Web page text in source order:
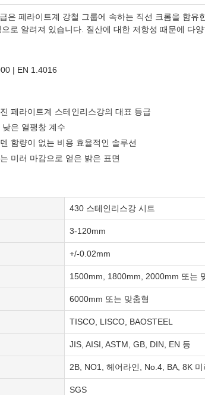
은 페라이트계 강철 그룹에 속하는 직선 크롬을 함
로 알려져 있습니다. 질산에 대한 저항성 때문에 다
| EN 1.4016
페라이트계 스테인리스강의 대표 등급
은 열팽창 계수
함량이 없는 비용 효율적인 솔루션
미러 마감으로 얻은 밝은 표면
430 스테인리스강 시트
3-120mm
+/-0.02mm
1500mm, 1800mm, 2000mm 또는
6000mm 또는 맞춤형
TISCO, LISCO, BAOSTEEL
JIS, AISI, ASTM, GB, DIN, EN 등
2B, NO1, 헤어라인, No.4, BA, 8K 미
SGS